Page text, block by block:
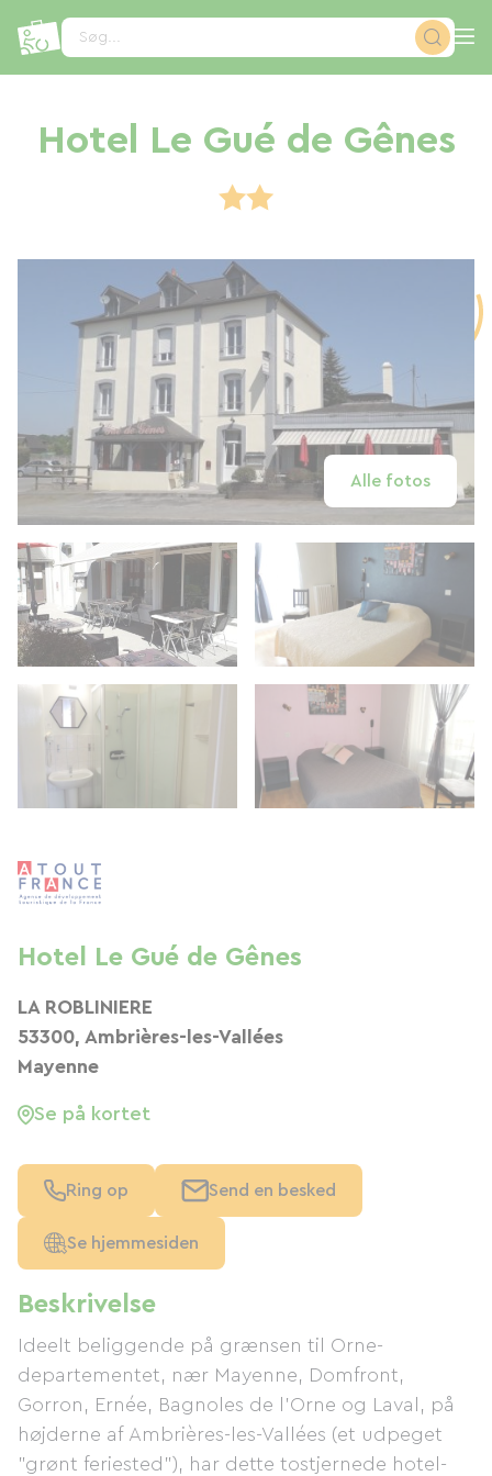
Søg...
Hotel Le Gué de Gênes
Alle fotos
Beskrivelse
Ideelt beliggende på grænsen til Orne-
departementet, nær Mayenne, Domfront,
Gorron, Ernée, Bagnoles de l'Orne og Laval, på
højderne af Ambrières-les-Vallées (et udpeget
"grønt feriested"), har dette tostjernede hotel-
Hotel Le Gué de Gênes
LA ROBLINIERE
53300, Ambrières-les-Vallées
Mayenne
Se på kortet
Ring op Send en besked
Se hjemmesiden
CCookie-styringspanel